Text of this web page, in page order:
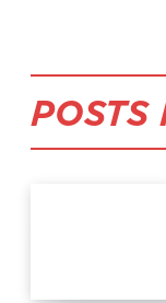
POSTS